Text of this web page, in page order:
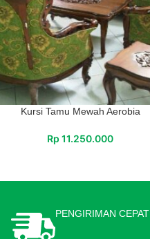
Kursi Tamu Mewah Aerobia
Rp 11.250.000
PENGIRIMAN CEPAT